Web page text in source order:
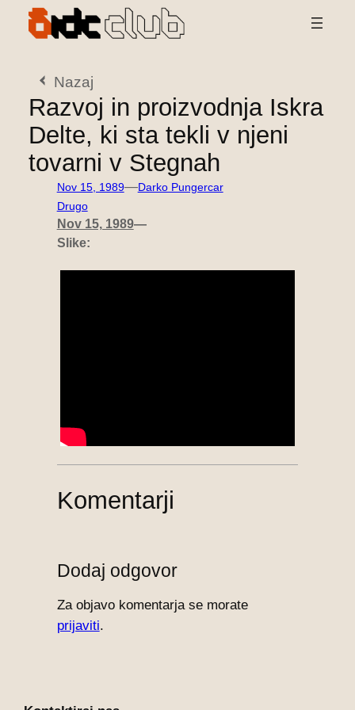
Preskoči
Nazaj
Razvoj in proizvodnja Iskra
Delte, ki sta tekli v njeni
tovarni v Stegnah
Nov 15, 1989—Darko Pungercar
Drugo
Nov 15, 1989—
Slike:
Komentarji
Dodaj odgovor
Za objavo komentarja se morate
prijaviti.